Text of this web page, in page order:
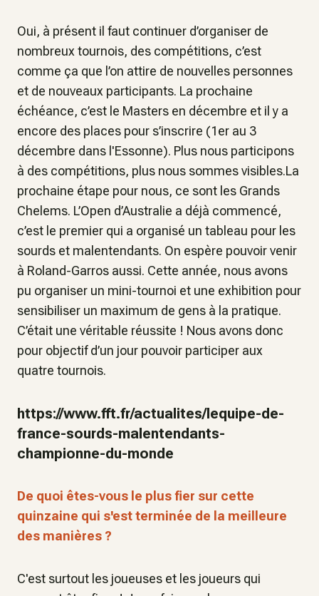
Oui, à présent il faut continuer d’organiser de
nombreux tournois, des compétitions, c’est
comme ça que l’on attire de nouvelles personnes
et de nouveaux participants. La prochaine
échéance, c’est le Masters en décembre et il y a
encore des places pour s’inscrire (1er au 3
décembre dans l'Essonne). Plus nous participons
à des compétitions, plus nous sommes visibles.La
prochaine étape pour nous, ce sont les Grands
Chelems. L’Open d’Australie a déjà commencé,
c’est le premier qui a organisé un tableau pour les
sourds et malentendants. On espère pouvoir venir
à Roland-Garros aussi. Cette année, nous avons
pu organiser un mini-tournoi et une exhibition pour
sensibiliser un maximum de gens à la pratique.
C’était une véritable réussite ! Nous avons donc
pour objectif d’un jour pouvoir participer aux
quatre tournois.
https://www.fft.fr/actualites/lequipe-de-
france-sourds-malentendants-
championne-du-monde
De quoi êtes-vous le plus fier sur cette
quinzaine qui s'est terminée de la meilleure
des manières ?
C'est surtout les joueuses et les joueurs qui